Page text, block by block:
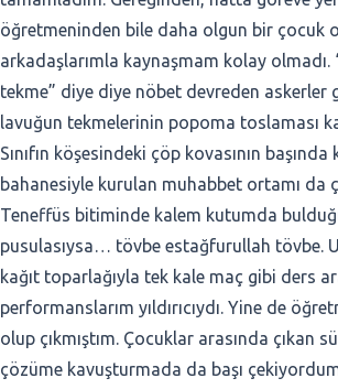
öğretmeninden bile daha olgun bir çocuk
arkadaşlarımla kaynaşmam kolay olmadı.
tekme” diye diye nöbet devreden askerler
lavuğun tekmelerinin popoma toslaması
Sınıfın köşesindeki çöp kovasının
bahanesiyle kurulan muhabbet ortamı da
Teneffüs bitiminde kalem kutumda
pusulasıysa… tövbe estağfurullah tövbe.
kağıt toparlağıyla tek kale maç gibi ders
performanslarım yıldırıcıydı. Yine de
olup çıkmıştım. Çocuklar arasında çıkan
çözüme kavuşturmada da başı